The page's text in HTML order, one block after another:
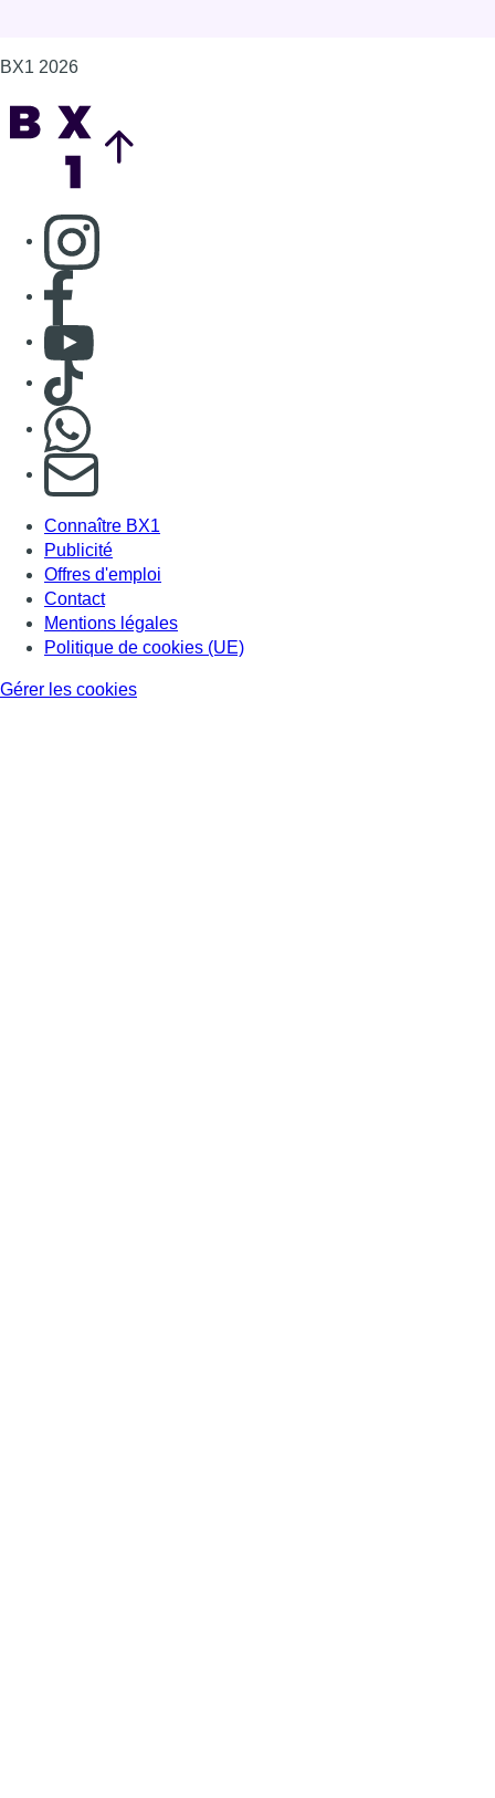
BX1 2026
Consulter page Instagram
Consulter page Facebook
Consulter Youtube
Consulter TikTok
S'abonner à notre newsletter
Connaître BX1
Publicité
Offres d'emploi
Contact
Mentions légales
Politique de cookies (UE)
Gérer les cookies